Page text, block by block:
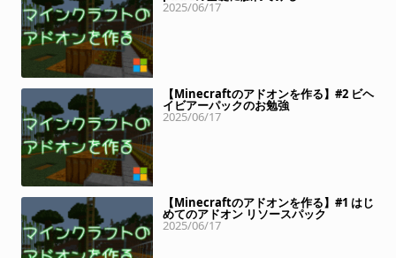
2025/06/17
【Minecraftのアドオンを作る】#2 ビヘ
イビアーパックのお勉強
2025/06/17
【Minecraftのアドオンを作る】#1 はじ
めてのアドオン リソースパック
2025/06/17